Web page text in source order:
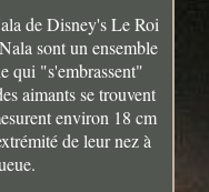
de Disney's Le Roi
sont un ensemble
qui "s'embrassent"
aimants se trouvent
environ 18 cm
de leur nez à